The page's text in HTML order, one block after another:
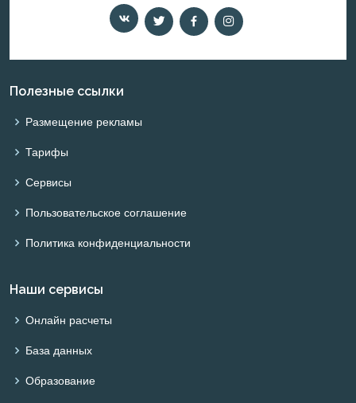
Полезные ссылки
Размещение рекламы
Тарифы
Сервисы
Пользовательское соглашение
Политика конфиденциальности
Наши сервисы
Онлайн расчеты
База данных
Образование